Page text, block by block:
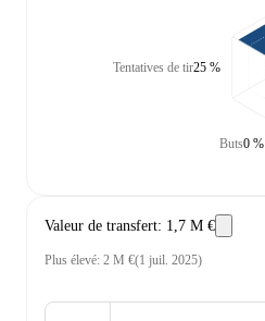
Tentatives de tir25 %
Buts0 %
Valeur de transfert: 1,7 M €
Plus élevé: 2 M €(1 juil. 2025)